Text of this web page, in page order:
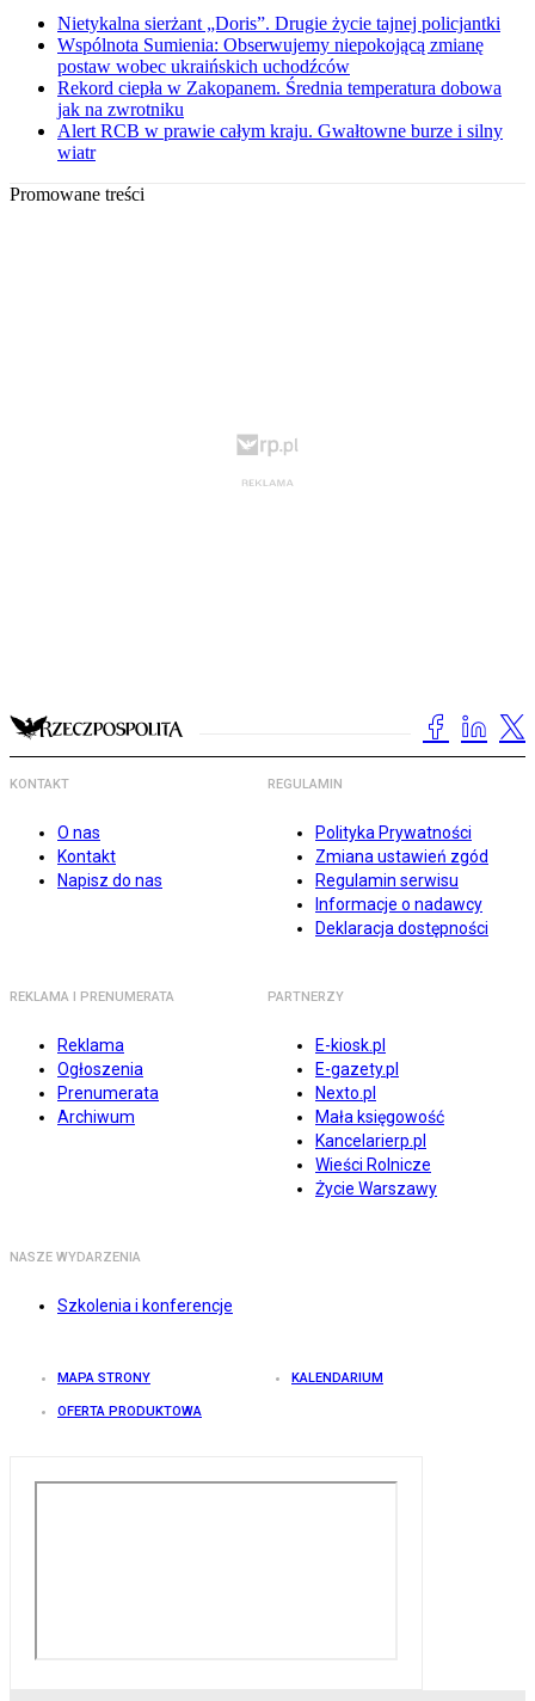
Nietykalna sierżant „Doris”. Drugie życie tajnej policjantki
Wspólnota Sumienia: Obserwujemy niepokojącą zmianę
postaw wobec ukraińskich uchodźców
Rekord ciepła w Zakopanem. Średnia temperatura dobowa
jak na zwrotniku
Alert RCB w prawie całym kraju. Gwałtowne burze i silny
wiatr
Promowane treści
KONTAKT
O nas
Kontakt
Napisz do nas
REGULAMIN
Polityka Prywatności
Zmiana ustawień zgód
Regulamin serwisu
Informacje o nadawcy
Deklaracja dostępności
REKLAMA I PRENUMERATA
Reklama
Ogłoszenia
Prenumerata
Archiwum
PARTNERZY
E-kiosk.pl
E-gazety.pl
Nexto.pl
Mała księgowość
Kancelarierp.pl
Wieści Rolnicze
Życie Warszawy
NASZE WYDARZENIA
Szkolenia i konferencje
MAPA STRONY KALENDARIUM
OFERTA PRODUKTOWA